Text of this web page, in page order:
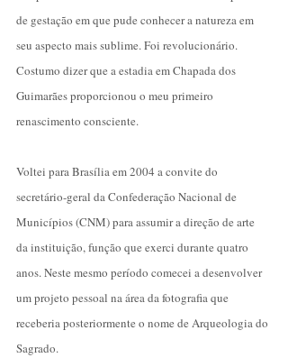
de gestação em que pude conhecer a natureza em
seu aspecto mais sublime. Foi revolucionário.
Costumo dizer que a estadia em Chapada dos
Guimarães proporcionou o meu primeiro
renascimento consciente.
Voltei para Brasília em 2004 a convite do
secretário-geral da Confederação Nacional de
Municípios (CNM) para assumir a direção de arte
da instituição, função que exerci durante quatro
anos. Neste mesmo período comecei a desenvolver
um projeto pessoal na área da fotografia que
receberia posteriormente o nome de Arqueologia do
Sagrado.